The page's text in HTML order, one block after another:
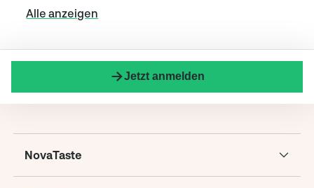
Alle anzeigen
Jetzt anmelden
NovaTaste